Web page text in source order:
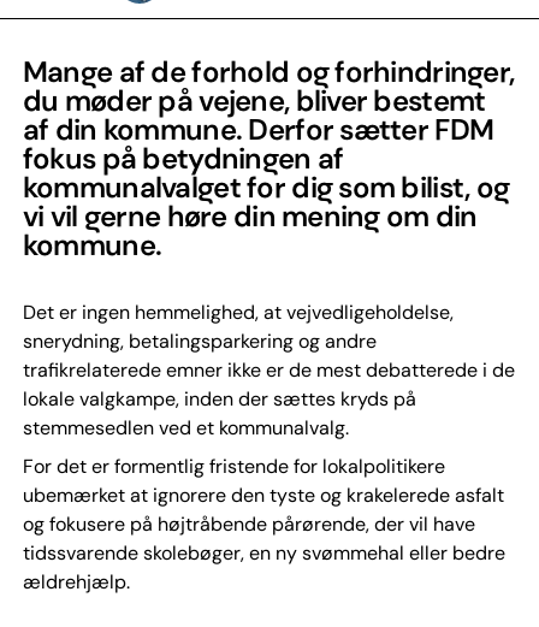
Mange af de forhold og forhindringer,
du møder på vejene, bliver bestemt
af din kommune. Derfor sætter FDM
fokus på betydningen af
kommunalvalget for dig som bilist, og
vi vil gerne høre din mening om din
kommune.
Det er ingen hemmelighed, at vejvedligeholdelse,
snerydning, betalingsparkering og andre
trafikrelaterede emner ikke er de mest debatterede i de
lokale valgkampe, inden der sættes kryds på
stemmesedlen ved et kommunalvalg.
For det er formentlig fristende for lokalpolitikere
ubemærket at ignorere den tyste og krakelerede asfalt
og fokusere på højtråbende pårørende, der vil have
tidssvarende skolebøger, en ny svømmehal eller bedre
ældrehjælp.